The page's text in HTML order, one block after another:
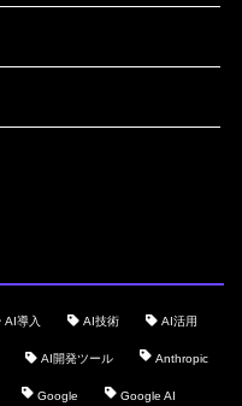
AI導入 AI技術 AI活用
AI開発ツール Anthropic
Google Google AI